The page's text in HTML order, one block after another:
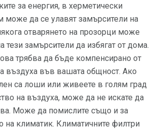
за енергия, в херметически
може да се улавят замърсители на
отварянето на прозорци може
тези замърсители да избягат от дома.
трябва да бъде компенсирано от
въздуха във вашата общност. Ако
са лоши или живеете в голям град
на въздуха, може да не искате да
Може да помислите също и за
на климатик. Климатичните филтри